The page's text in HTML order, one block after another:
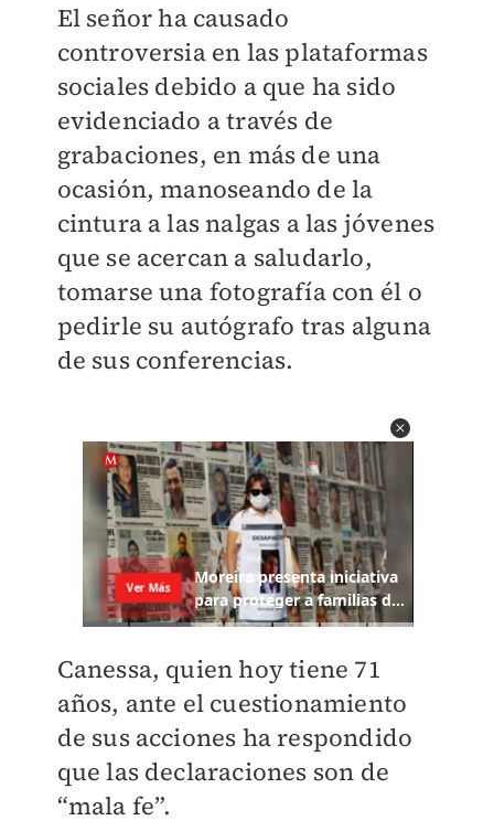
El señor ha causado
controversia en las plataformas
sociales debido a que ha sido
evidenciado a través de
grabaciones, en más de una
ocasión, manoseando de la
cintura a las nalgas a las jóvenes
que se acercan a saludarlo,
tomarse una fotografía con él o
pedirle su autógrafo tras alguna
de sus conferencias.
Canessa, quien hoy tiene 71
años, ante el cuestionamiento
de sus acciones ha respondido
que las declaraciones son de
“mala fe”.